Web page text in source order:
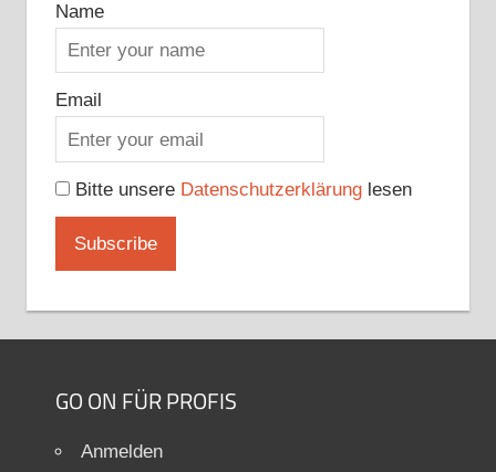
Name
Email
Bitte unsere Datenschutzerklärunglesen
GO ON FÜR PROFIS
Anmelden